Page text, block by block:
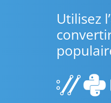
Utilisez